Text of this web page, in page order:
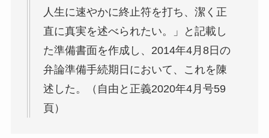
人生に速やかに終止符を打ち、潔く正
直に真実を述べられたい。」と記載し
た準備書面を作成し、2014年4月8日の
弁論準備手続期日において、これを陳
述した。（自由と正義2020年4月号59
頁）